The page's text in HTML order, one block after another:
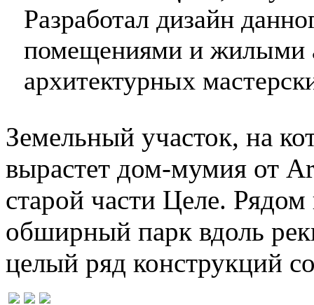
Разработал дизайн
помещениями и жилыми
архитектурных
Земельный участок, на
вырастет дом-мумия от
старой части Целе. Рядом
обширный парк вдоль
целый ряд конструкций